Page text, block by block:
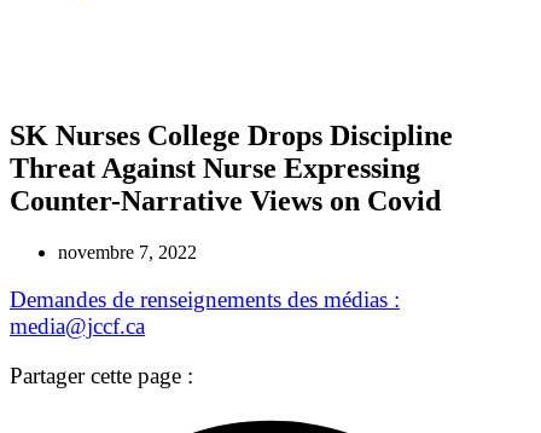
SK Nurses College Drops Discipline
Threat Against Nurse Expressing
Counter-Narrative Views on Covid
novembre 7, 2022
Demandes de renseignements des médias :
media@jccf.ca
Partager cette page :